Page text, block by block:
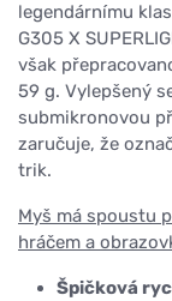
legendárnímu
G305 X
však
59 g. Vylepšený
submikronovou
zaručuje, že
trik.
Myš má spoustu
hráčem a
Špičková